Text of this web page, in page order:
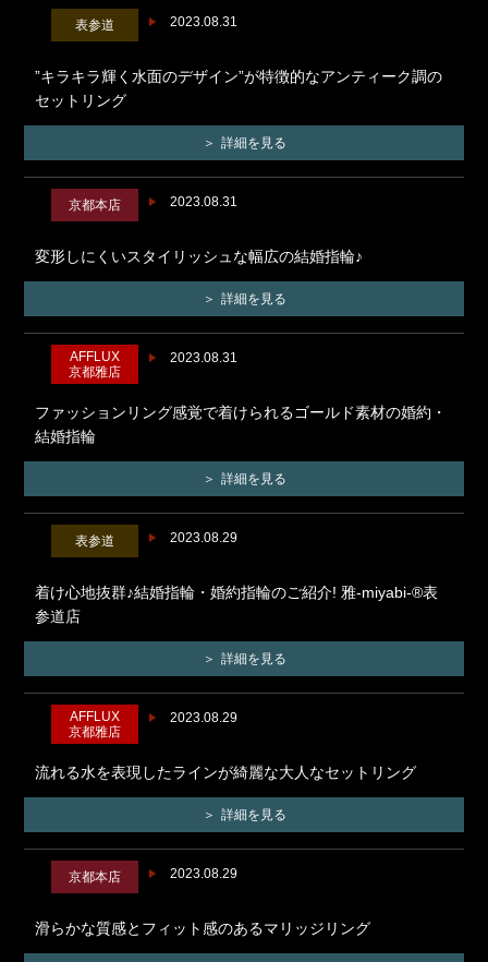
2023.08.31
表参道
”キラキラ輝く水面のデザイン”が特徴的なアンティーク調の
セットリング
詳細を見る
2023.08.31
京都本店
変形しにくいスタイリッシュな幅広の結婚指輪♪
詳細を見る
2023.08.31
AFFLUX
京都雅店
ファッションリング感覚で着けられるゴールド素材の婚約・
結婚指輪
詳細を見る
2023.08.29
表参道
着け心地抜群♪結婚指輪・婚約指輪のご紹介! 雅-miyabi-®表
参道店
詳細を見る
2023.08.29
AFFLUX
京都雅店
流れる水を表現したラインが綺麗な大人なセットリング
詳細を見る
2023.08.29
京都本店
滑らかな質感とフィット感のあるマリッジリング